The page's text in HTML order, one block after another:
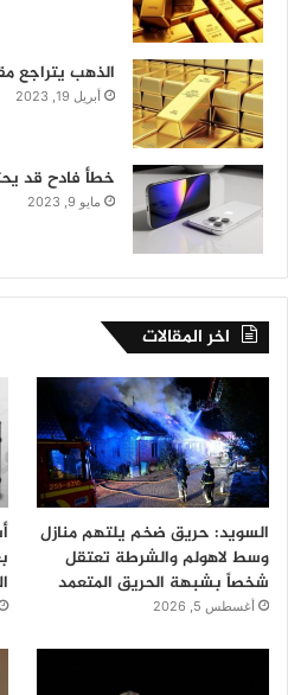
الذهب يتراجع
أبريل 19, 2023
خطأ فادح قد
مايو 9, 2023
اخر المقالات
السويد: حريق ضخم يلتهم منازل
وسط لاهولم والشرطة تعتقل
شخصاً بشبهة الحريق المتعمد
أغسطس 5, 2026